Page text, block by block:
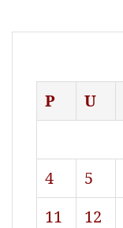
P
U
4
5
11
12